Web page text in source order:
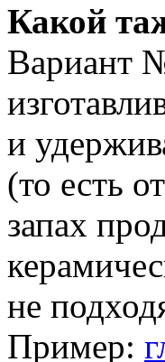
Какой
Вариант
и
(то есть
запах
не
Пример: